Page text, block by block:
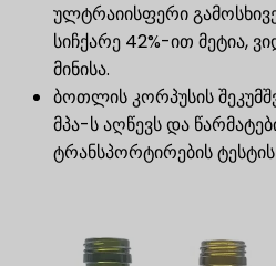
ულტრაიისფერი
სიჩქარე 42%-ით მეტია,
მინისა.
ბოთლის კორპუსის
მპა-ს აღწევს და
ტრანსპორტირების